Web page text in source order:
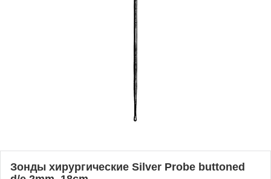
Зонды хирургические Silver Probe buttoned